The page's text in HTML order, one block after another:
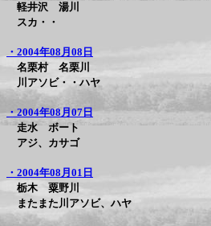
軽井沢 湯川
スカ・・
・2004年08月08日
名栗村 名栗川
川アソビ・・ハヤ
・2004年08月07日
走水 ボート
アジ、カサゴ
・2004年08月01日
栃木 粟野川
またまた川アソビ、ハヤ